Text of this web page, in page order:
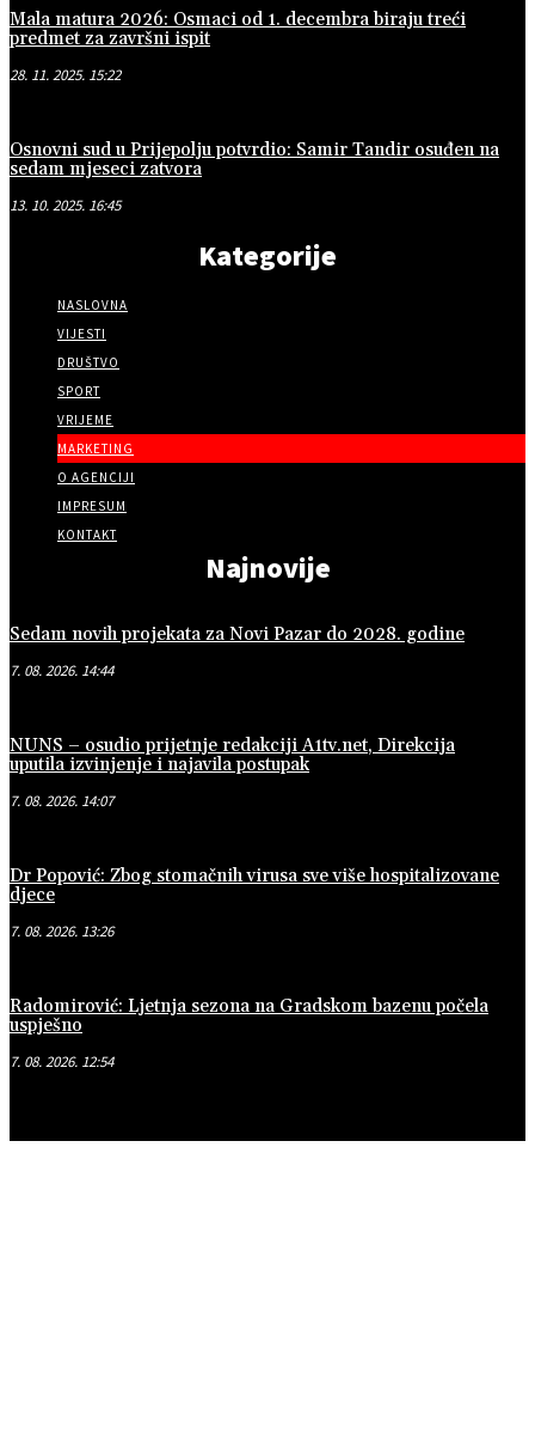
Mala matura 2026: Osmaci od 1. decembra biraju treći
predmet za završni ispit
28. 11. 2025. 15:22
Osnovni sud u Prijepolju potvrdio: Samir Tandir osuđen na
sedam mjeseci zatvora
13. 10. 2025. 16:45
Kategorije
NASLOVNA
VIJESTI
DRUŠTVO
SPORT
VRIJEME
MARKETING
O AGENCIJI
IMPRESUM
KONTAKT
Najnovije
Sedam novih projekata za Novi Pazar do 2028. godine
7. 08. 2026. 14:44
NUNS – osudio prijetnje redakciji A1tv.net, Direkcija
uputila izvinjenje i najavila postupak
7. 08. 2026. 14:07
Dr Popović: Zbog stomačnih virusa sve više hospitalizovane
djece
7. 08. 2026. 13:26
Radomirović: Ljetnja sezona na Gradskom bazenu počela
uspješno
7. 08. 2026. 12:54